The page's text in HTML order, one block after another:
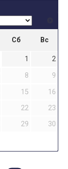
Сб Вс
1
2
8
9
15
16
22
23
29
30